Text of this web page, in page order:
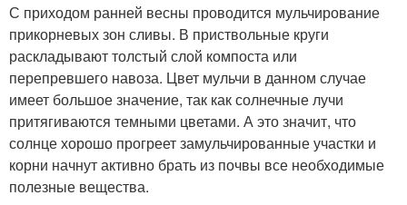
С приходом ранней весны проводится мульчирование
прикорневых зон сливы. В приствольные круги
раскладывают толстый слой компоста или
перепревшего навоза. Цвет мульчи в данном случае
имеет большое значение, так как солнечные лучи
притягиваются темными цветами. А это значит, что
солнце хорошо прогреет замульчированные участки и
корни начнут активно брать из почвы все необходимые
полезные вещества.